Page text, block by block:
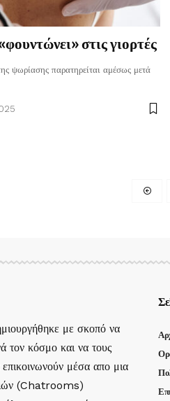
στις γιορτές
ψωρίασης παρατηρείται αμέσως μετά
με σκοπό να
τον κόσμο και να τους
μέσα απο μια
(Chatrooms)